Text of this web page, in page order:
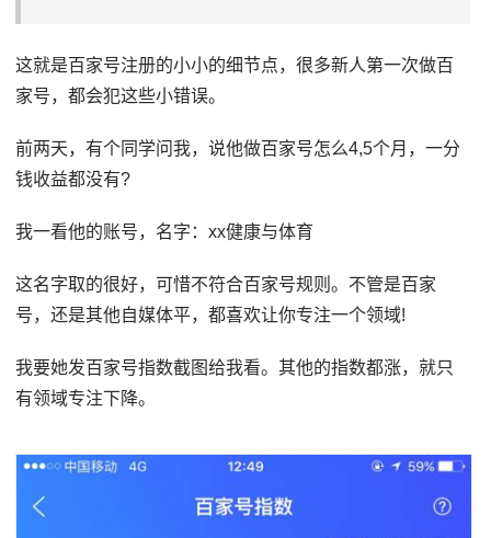
这就是百家号注册的小小的细节点，很多新人第一次做百
家号，都会犯这些小错误。
前两天，有个同学问我，说他做百家号怎么4,5个月，一分
钱收益都没有?
我一看他的账号，名字：xx健康与体育
这名字取的很好，可惜不符合百家号规则。不管是百家
号，还是其他自媒体平，都喜欢让你专注一个领域!
我要她发百家号指数截图给我看。其他的指数都涨，就只
有领域专注下降。